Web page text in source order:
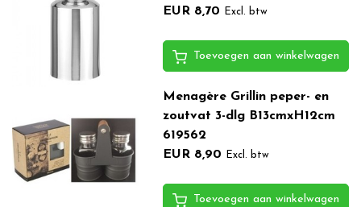
EUR 8,70
Excl. btw
Toevoegen aan winkelwagen
Menagère Grillin peper- en
zoutvat 3-dlg B13cmxH12cm
619562
EUR 8,90
Excl. btw
Toevoegen aan winkelwagen